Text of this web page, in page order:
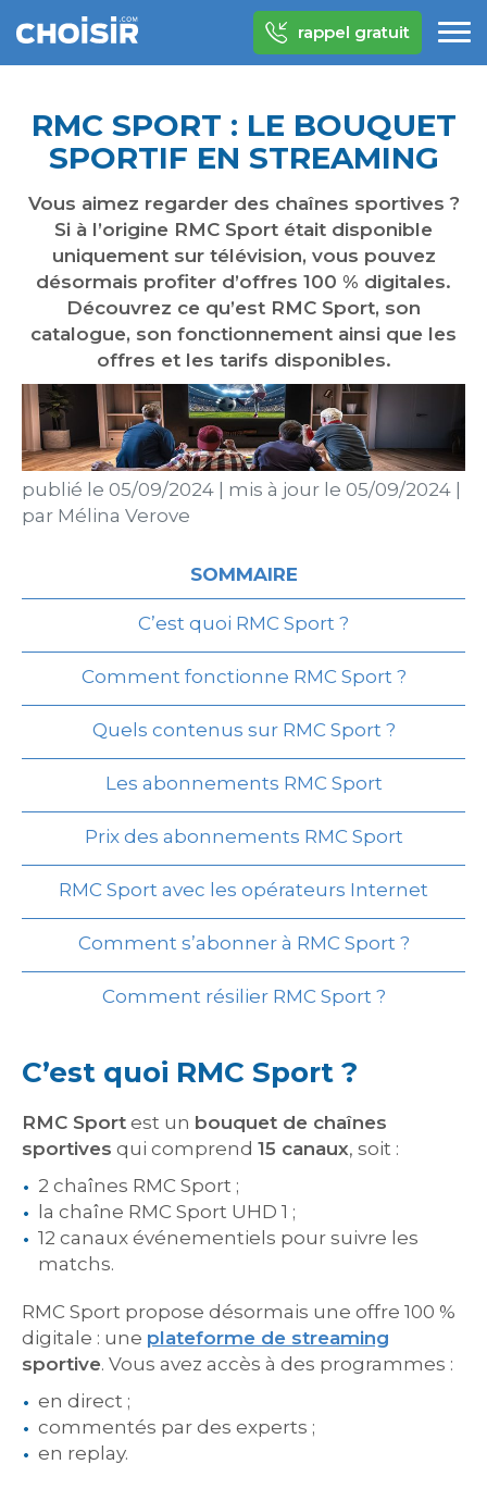
rappel gratuit
RMC SPORT : LE BOUQUET
SPORTIF EN STREAMING
Vous aimez regarder des chaînes sportives ?
Si à l’origine RMC Sport était disponible
uniquement sur télévision, vous pouvez
désormais profiter d’offres 100 % digitales.
Découvrez ce qu’est RMC Sport, son
catalogue, son fonctionnement ainsi que les
offres et les tarifs disponibles.
publié le 05/09/2024 mis à jour le 05/09/2024
par Mélina Verove
SOMMAIRE
C’est quoi RMC Sport ?
Comment fonctionne RMC Sport ?
Quels contenus sur RMC Sport ?
Les abonnements RMC Sport
Prix des abonnements RMC Sport
RMC Sport avec les opérateurs Internet
Comment s’abonner à RMC Sport ?
Comment résilier RMC Sport ?
C’est quoi RMC Sport ?
RMC Sport est un bouquet de chaînes
sportives qui comprend 15 canaux, soit :
2 chaînes RMC Sport ;
la chaîne RMC Sport UHD 1 ;
12 canaux événementiels pour suivre les
matchs.
RMC Sport propose désormais une offre 100 %
digitale : une plateforme de streaming
sportive. Vous avez accès à des programmes :
en direct ;
commentés par des experts ;
en replay.